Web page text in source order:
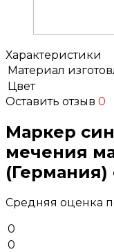
Характеристики
Материал
Цвет
Оставить отзыв 0
Маркер
мечения
Средняя оценка
0
0